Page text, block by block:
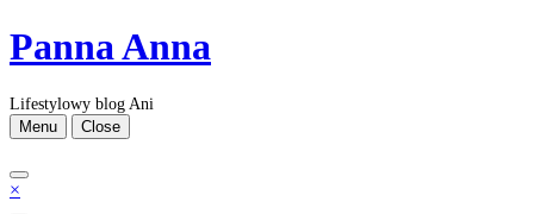
Skip
to
Panna Anna
Lifestylowy blog Ani
Menu
Close
×